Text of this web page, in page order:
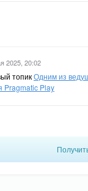
2025, 20:02
топикОдним из
Pragmatic Play